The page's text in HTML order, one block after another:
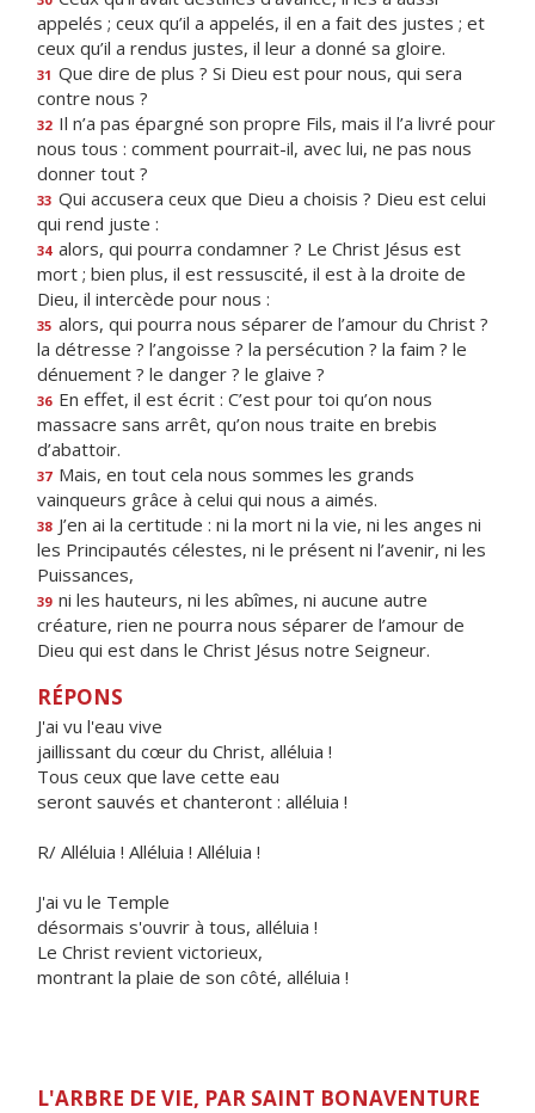
appelés ; ceux qu’il a appelés, il en a fait des justes ; et
ceux qu’il a rendus justes, il leur a donné sa gloire.
31 Que dire de plus ? Si Dieu est pour nous, qui sera
contre nous ?
32 Il n’a pas épargné son propre Fils, mais il l’a livré pour
nous tous : comment pourrait-il, avec lui, ne pas nous
donner tout ?
33 Qui accusera ceux que Dieu a choisis ? Dieu est celui
qui rend juste :
34 alors, qui pourra condamner ? Le Christ Jésus est
mort ; bien plus, il est ressuscité, il est à la droite de
Dieu, il intercède pour nous :
35 alors, qui pourra nous séparer de l’amour du Christ ?
la détresse ? l’angoisse ? la persécution ? la faim ? le
dénuement ? le danger ? le glaive ?
36 En effet, il est écrit : C’est pour toi qu’on nous
massacre sans arrêt, qu’on nous traite en brebis
d’abattoir.
37 Mais, en tout cela nous sommes les grands
vainqueurs grâce à celui qui nous a aimés.
38 J’en ai la certitude : ni la mort ni la vie, ni les anges ni
les Principautés célestes, ni le présent ni l’avenir, ni les
Puissances,
39 ni les hauteurs, ni les abîmes, ni aucune autre
créature, rien ne pourra nous séparer de l’amour de
Dieu qui est dans le Christ Jésus notre Seigneur.
RÉPONS
J'ai vu l'eau vive
jaillissant du cœur du Christ, alléluia !
Tous ceux que lave cette eau
seront sauvés et chanteront : alléluia !
R/ Alléluia ! Alléluia ! Alléluia !
J'ai vu le Temple
désormais s'ouvrir à tous, alléluia !
Le Christ revient victorieux,
montrant la plaie de son côté, alléluia !
L'ARBRE DE VIE, PAR SAINT BONAVENTURE